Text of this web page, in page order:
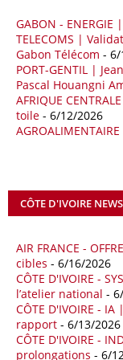
milliards de dollars,
quatre premiers mois
09/05/26 ITALIE -
Les deux pays
de sécuriser
Méditerranée, dans
géopolitiques
Abdulhamid Dbeibah,
coopération et les
séquence survient
18/04/26 ALGERIE -
La multinationale BP
prospection
par l’Agence
hydrocarbures
GABON -
TELECOMS |
Gabon Télécom - 6/
PORT-GENTIL |
Pascal Houangni
AFRIQUE
toile - 6/12/2026
CÔTE D'IVOIRE
AIR FRANCE -
cibles - 6/16/2026
CÔTE D'IVOIRE -
l’atelier national -
CÔTE D'IVOIRE -
rapport - 6/13/2026
CÔTE D'IVOIRE -
prolongations - 6/